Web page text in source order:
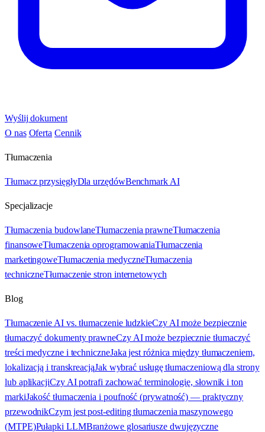
Wyślij dokument
O nas Oferta Cennik
Tłumaczenia
Tłumacz przysięgłyDla urzędówBenchmark AI
Specjalizacje
Tłumaczenia budowlaneTłumaczenia prawneTłumaczenia
finansoweTłumaczenia oprogramowaniaTłumaczenia
marketingoweTłumaczenia medyczneTłumaczenia
techniczneTłumaczenie stron internetowych
Blog
Tłumaczenie AI vs. tłumaczenie ludzkieCzy AI może bezpiecznie
tłumaczyć dokumenty prawneCzy AI może bezpiecznie tłumaczyć
treści medyczne i techniczneJaka jest różnica między tłumaczeniem,
lokalizacją i transkreacjąJak wybrać usługę tłumaczeniową dla strony
lub aplikacjiCzy AI potrafi zachować terminologię, słownik i ton
markiJakość tłumaczenia i poufność (prywatność) — praktyczny
przewodnikCzym jest post-editing tłumaczenia maszynowego
(MTPE)Pułapki LLMBranżowe glosariusze dwujęzyczne